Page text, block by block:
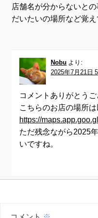
店舗名が分からないとの
だいたいの場所など覚
Nobu より:
2025年7月21日
コメントありがとうご
こちらのお店の場所
https://
ただ残念ながら2025
いですね。